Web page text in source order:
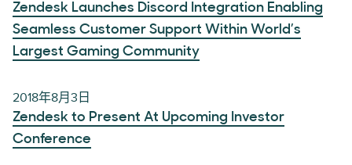
Zendesk Launches Discord Integration Enabling
Seamless Customer Support Within World’s
Largest Gaming Community
2018年8月3日
Zendesk to Present At Upcoming Investor
Conference